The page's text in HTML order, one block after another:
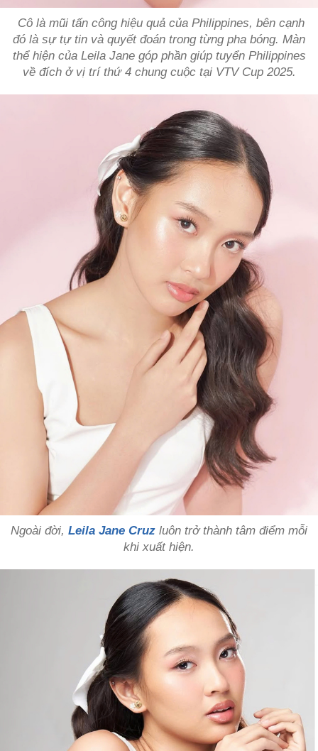
Cô là mũi tấn công hiệu quả của Philippines, bên cạnh
đó là sự tự tin và quyết đoán trong từng pha bóng. Màn
thể hiện của Leila Jane góp phần giúp tuyển Philippines
về đích ở vị trí thứ 4 chung cuộc tại VTV Cup 2025.
Ngoài đời, Leila Jane Cruz luôn trở thành tâm điểm mỗi
khi xuất hiện.